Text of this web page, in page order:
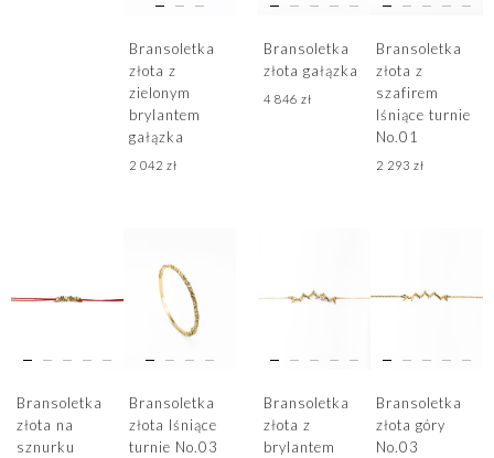
Bransoletka
złota z
zielonym
brylantem
gałązka
2 042 zł
Bransoletka
złota gałązka
4 846 zł
Bransoletka
złota z
szafirem
lśniące turnie
No.01
2 293 zł
Bransoletka
złota na
sznurku
Bransoletka
złota lśniące
turnie No.03
Bransoletka
złota z
brylantem
Bransoletka
złota góry
No.03